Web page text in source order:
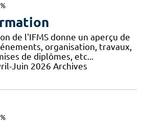
de l'IFMS donne un aperçu de
organisation, travaux,
de diplômes, etc...
Juin 2026 Archives